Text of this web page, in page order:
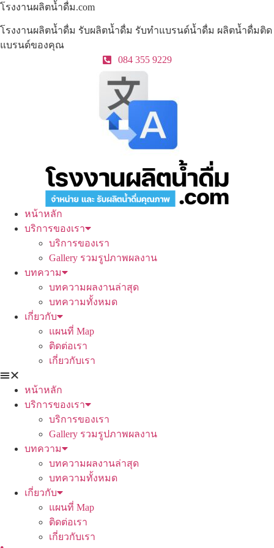
Skip
content
โรงงานผลิตน้ำดื่ม.com
โรงงานผลิตน้ำดื่ม รับผลิตน้ำดื่ม รับทำแบรนด์น้ำดื่ม ผลิตน้ำดื่มติด
แบรนด์ของคุณ
084 355 9229
หน้าหลัก
บริการของเรา
บริการของเรา
Gallery รวมรูปภาพผลงาน
บทความ
บทความผลงานล่าสุด
บทความทั้งหมด
เกี่ยวกับ
แผนที่ Map
ติดต่อเรา
เกี่ยวกับเรา
หน้าหลัก
บริการของเรา
บริการของเรา
Gallery รวมรูปภาพผลงาน
บทความ
บทความผลงานล่าสุด
บทความทั้งหมด
เกี่ยวกับ
แผนที่ Map
ติดต่อเรา
เกี่ยวกับเรา